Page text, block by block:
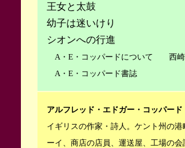
王女と太鼓
幼子は迷いけり
シオンへの行進
A・E・コッパードについて 西
A・E・コッパード書誌
アルフレッド・エドガー・コッパード
イギリスの作家・詩人。ケント州の
ーイ、商店の店員、運送屋、工場の